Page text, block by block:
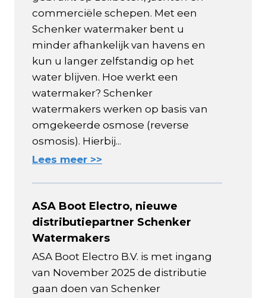
commerciële schepen. Met een
Schenker watermaker bent u
minder afhankelijk van havens en
kun u langer zelfstandig op het
water blijven. Hoe werkt een
watermaker? Schenker
watermakers werken op basis van
omgekeerde osmose (reverse
osmosis). Hierbij...
Lees meer >>
ASA Boot Electro, nieuwe
distributiepartner Schenker
Watermakers
ASA Boot Electro B.V. is met ingang
van November 2025 de distributie
gaan doen van Schenker